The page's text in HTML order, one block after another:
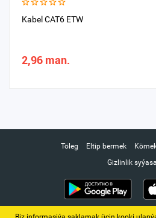
Kabel CAT6 ETW
2,96 man.
Töleg Eltip bermek
Gizlinlik